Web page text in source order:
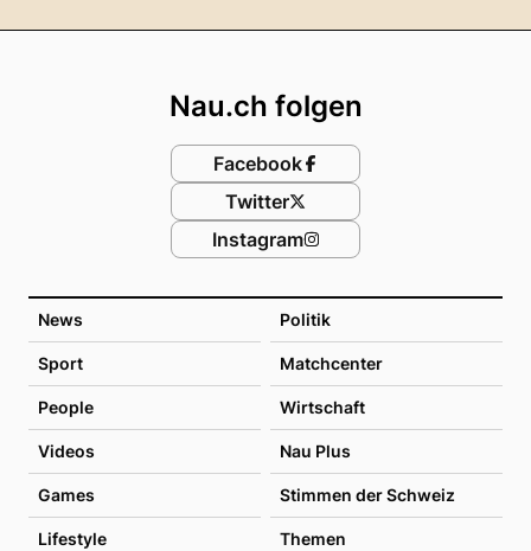
News Politik
Sport Matchcenter
People Wirtschaft
Videos Nau Plus
Games Stimmen der Schweiz
Lifestyle Themen
Nau.ch folgen
Facebook
Twitter
Instagram